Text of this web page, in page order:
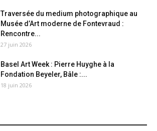
Traversée du medium photographique au
Musée d’Art moderne de Fontevraud :
Rencontre...
27 juin 2026
Basel Art Week : Pierre Huyghe à la
Fondation Beyeler, Bâle :...
18 juin 2026